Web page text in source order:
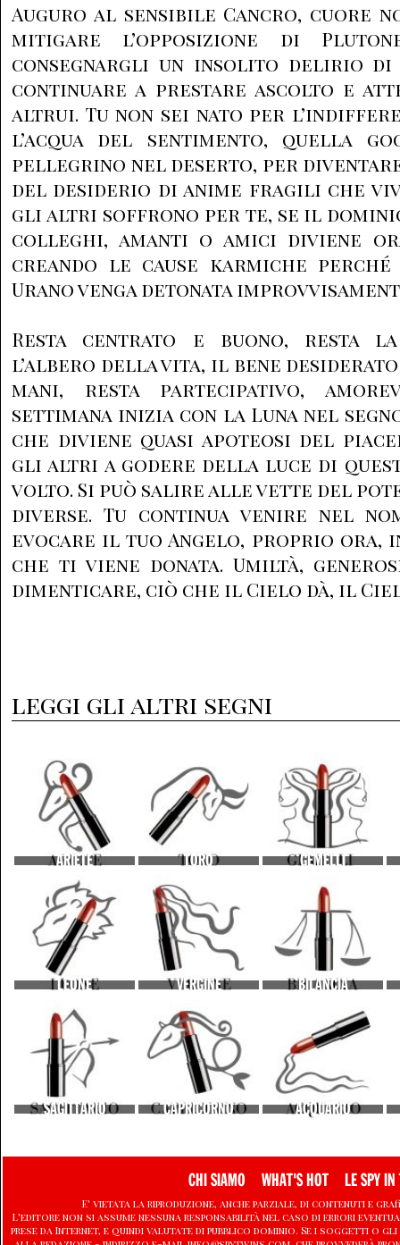
Auguro al sensibile Cancro, cuore
mitigare l’opposizione di
consegnargli un insolito delirio di
continuare a prestare ascolto e
altrui. Tu non sei nato per
l’acqua del sentimento, quella
pellegrino nel deserto, per
del desiderio di anime fragili che
gli altri soffrono per te, se il
colleghi, amanti o amici diviene
creando le cause karmiche
Urano venga detonata
Resta centrato e buono, resta la
l’albero della vita, il bene desiderato
mani, resta partecipativo,
settimana inizia con la Luna nel
che diviene quasi apoteosi del
gli altri a godere della luce di
volto. Si può salire alle vette del
diverse. Tu continua venire nel
evocare il tuo Angelo, proprio ora,
che ti viene donata. Umiltà,
dimenticare, ciò che il Cielo dà, il
leggi gli altri segni
ARIETE TORO GEMELLI
LEONE VERGINE BILANCIA
SAGITTARIO CAPRICORNO ACQUARIO
CHI SIAMO WHAT'S HOT LE SPY IN
E' vietata la riproduzione, anche parziale, di contenuti e
L'editore non si assume nessuna responsabilità nel caso di errori
prese da Internet, e quindi valutate di pubblico dominio. Se i soggetti